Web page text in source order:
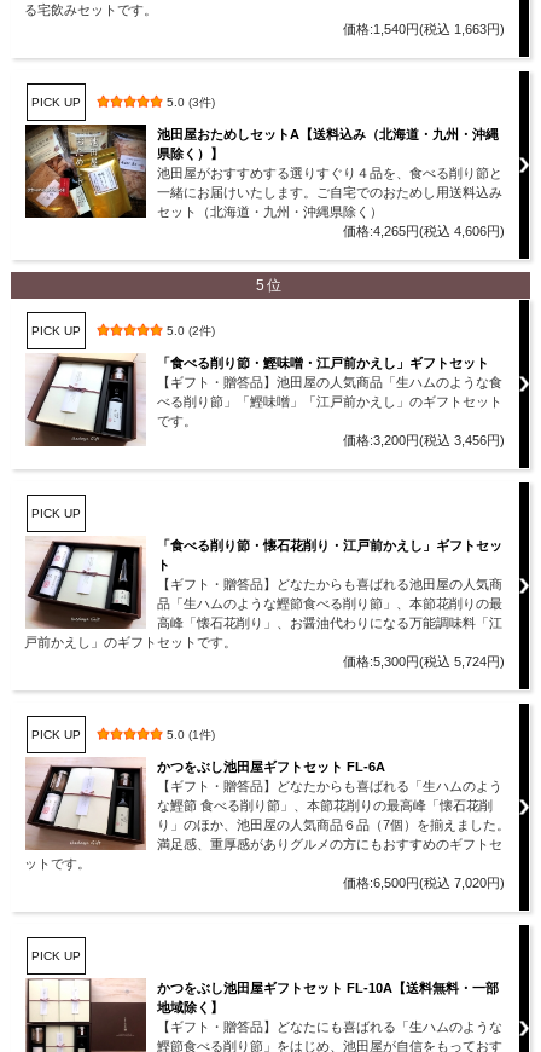
る宅飲みセットです。
価格:1,540円(税込 1,663円)
PICK UP 5.0 (3件)
池田屋おためしセットA【送料込み（北海道・九州・沖縄
県除く）】
池田屋がおすすめする選りすぐり４品を、食べる削り節と
一緒にお届けいたします。ご自宅でのおためし用送料込み
セット（北海道・九州・沖縄県除く）
価格:4,265円(税込 4,606円)
5位
PICK UP 5.0 (2件)
「食べる削り節・鰹味噌・江戸前かえし」ギフトセット
【ギフト・贈答品】池田屋の人気商品「生ハムのような食
べる削り節」「鰹味噌」「江戸前かえし」のギフトセット
です。
価格:3,200円(税込 3,456円)
PICK UP
「食べる削り節・懐石花削り・江戸前かえし」ギフトセッ
ト
【ギフト・贈答品】どなたからも喜ばれる池田屋の人気商
品「生ハムのような鰹節食べる削り節」、本節花削りの最
高峰「懐石花削り」、お醤油代わりになる万能調味料「江
戸前かえし」のギフトセットです。
価格:5,300円(税込 5,724円)
PICK UP 5.0 (1件)
かつをぶし池田屋ギフトセット FL-6A
【ギフト・贈答品】どなたからも喜ばれる「生ハムのよう
な鰹節 食べる削り節」、本節花削りの最高峰「懐石花削
り」のほか、池田屋の人気商品６品（7個）を揃えました。
満足感、重厚感がありグルメの方にもおすすめのギフトセ
ットです。
価格:6,500円(税込 7,020円)
PICK UP
かつをぶし池田屋ギフトセット FL-10A【送料無料・一部
地域除く】
【ギフト・贈答品】どなたにも喜ばれる「生ハムのような
鰹節食べる削り節」をはじめ、池田屋が自信をもっておす